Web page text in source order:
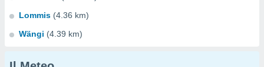
Lommis (4.36 km)
Wängi (4.39 km)